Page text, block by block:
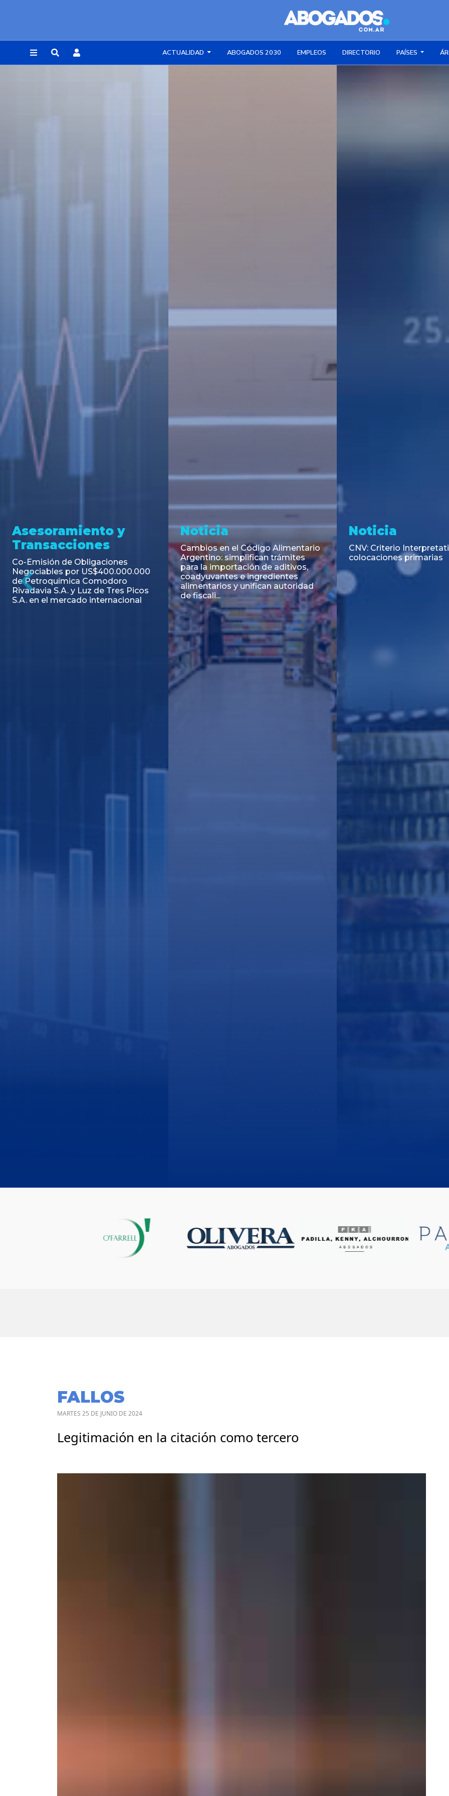
ACTUALIDAD ABOGADOS 2030 EMPLEOS DIRECTORIO PAÍSES
Opinión
Evolución legislativa del tema
aportes y contribuciones solidarial
al sindicato
Fallo
Amparo por mora. Devolución
Impuesto País. Demora excesiva.
Asesoramiento
Transacciones
DLA Piper Argentina y
Funes de Rioja
emisión de Títulos de
Pública Adicionales de la
Previous
FALLOS
MARTES 25 DE JUNIO DE 2024
Legitimación en la citación como tercero